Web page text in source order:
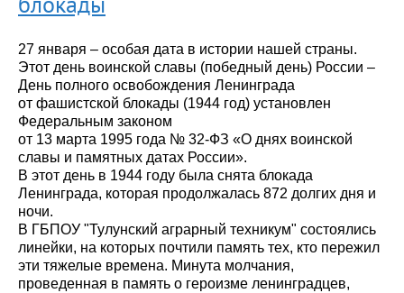
27 января – особая дата в истории нашей страны.
Этот день воинской славы (победный день) России –
День полного освобождения Ленинграда
от фашистской блокады (1944 год) установлен
Федеральным законом
от 13 марта 1995 года № 32-ФЗ «О днях воинской
славы и памятных датах России».
В этот день в 1944 году была снята блокада
Ленинграда, которая продолжалась 872 долгих дня и
ночи.
В ГБПОУ "Тулунский аграрный техникум" состоялись
линейки, на которых почтили память тех, кто пережил
эти тяжелые времена. Минута молчания,
проведенная в память о героизме ленинградцев,